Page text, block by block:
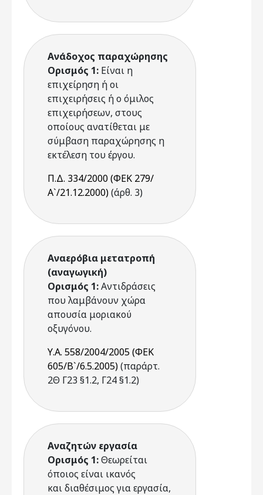
Ανάδοχος παραχώρησης
Ορισμός 1: Είναι η
επιχείρηση ή οι
επιχειρήσεις ή ο όμιλος
επιχειρήσεων, στους
οποίους ανατίθεται με
σύμβαση παραχώρησης η
εκτέλεση του έργου.
Π.Δ. 334/2000 (ΦΕΚ 279/
Α`/21.12.2000)(άρθ. 3)
Αναερόβια μετατροπή
(αναγωγική)
Ορισμός 1:Αντιδράσεις
που λαμβάνουν χώρα
απουσία μοριακού
οξυγόνου.
Υ.Α. 558/2004/2005 (ΦΕΚ
605/Β`/6.5.2005)(παράρτ.
2Θ Γ23 §1.2, Γ24 §1.2)
Αναζητών εργασία
Ορισμός 1:Θεωρείται
όποιος είναι ικανός
και διαθέσιμος για εργασία,